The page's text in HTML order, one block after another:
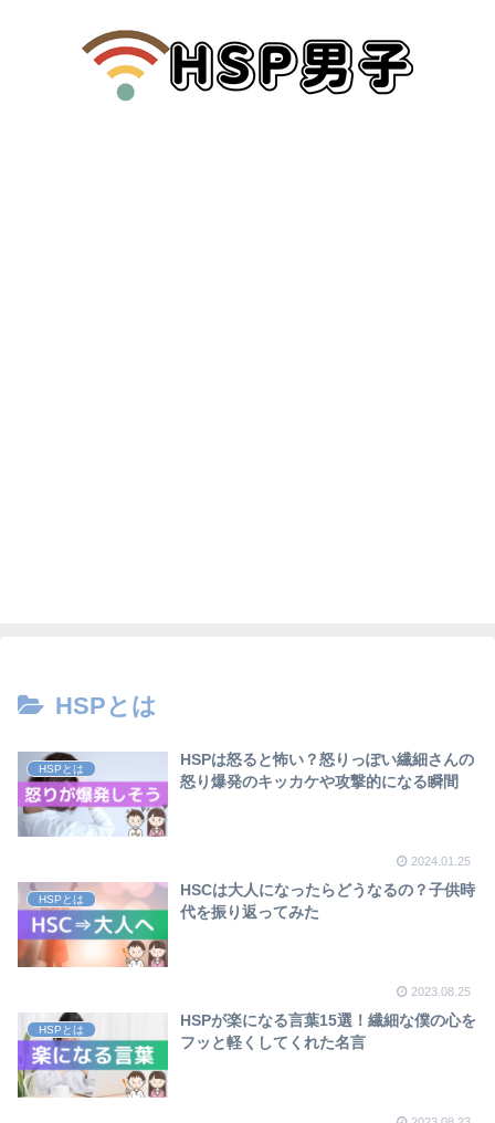
HSPとは
HSPとは
HSPは怒ると怖い？怒りっぽい繊細さんの
怒り爆発のキッカケや攻撃的になる瞬間
2024.01.25
HSPとは
HSCは大人になったらどうなるの？子供時
代を振り返ってみた
2023.08.25
HSPとは
HSPが楽になる言葉15選！繊細な僕の心を
フッと軽くしてくれた名言